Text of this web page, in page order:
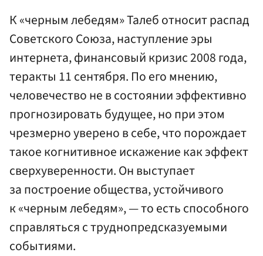
К «черным лебедям» Талеб относит распад
Советского Союза, наступление эры
интернета, финансовый кризис 2008 года,
теракты 11 сентября. По его мнению,
человечество не в состоянии эффективно
прогнозировать будущее, но при этом
чрезмерно уверено в себе, что порождает
такое когнитивное искажение как эффект
сверхуверенности. Он выступает
за построение общества, устойчивого
к «черным лебедям», — то есть способного
справляться с труднопредсказуемыми
событиями.